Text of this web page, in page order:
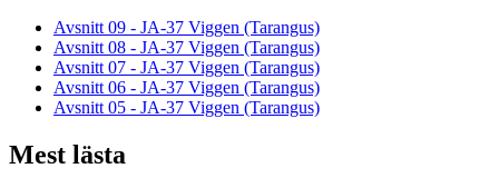
Avsnitt 09 - JA-37 Viggen (Tarangus)
Avsnitt 08 - JA-37 Viggen (Tarangus)
Avsnitt 07 - JA-37 Viggen (Tarangus)
Avsnitt 06 - JA-37 Viggen (Tarangus)
Avsnitt 05 - JA-37 Viggen (Tarangus)
Mest lästa